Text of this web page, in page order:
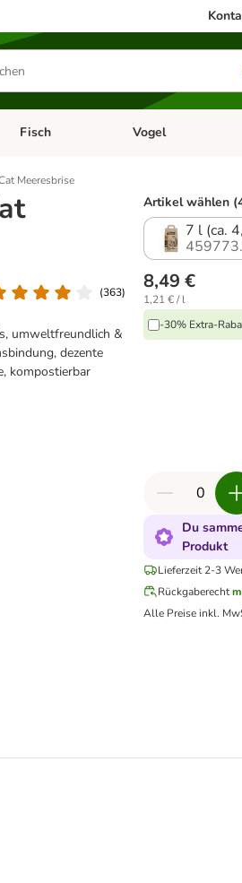
Hundefutter & Zubehör
Kategorie-Menü öffnen: Kleintier
Fisch Kategorie-Menü
Vogel
Meeresbrise
(363)
umweltfreundlich &
dezente
kompostierbar
Artikel wählen
7 l (ca.
8,49 €
1,21 € / l
-30% Extra-
Du
Produkt
Lieferzeit 2-3
Rückgaberecht
Alle Preise inkl.